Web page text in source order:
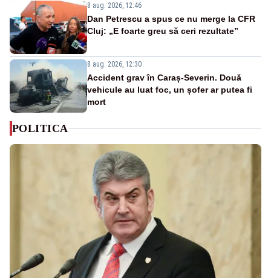
8 aug. 2026, 12:46
Dan Petrescu a spus ce nu merge la CFR
Cluj: „E foarte greu să ceri rezultate”
8 aug. 2026, 12:30
Accident grav în Caraș-Severin. Două
vehicule au luat foc, un șofer ar putea fi
mort
POLITICA